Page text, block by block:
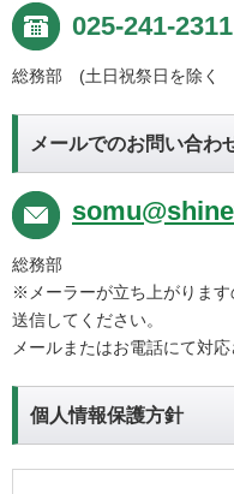
025-241-2311
総務部 (土日祝祭日を除く
メールでのお問い合わ
総務部
※メーラーが立ち上がりま
送信してください。
メールまたはお電話にて対応
個人情報保護方針